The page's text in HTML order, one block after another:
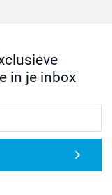
in je inbox